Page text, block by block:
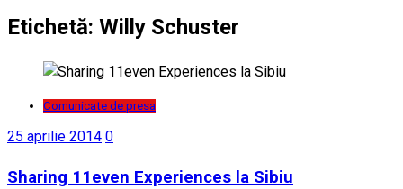
Etichetă: Willy Schuster
Comunicate de presa
25 aprilie 2014 0
Sharing 11even Experiences la Sibiu